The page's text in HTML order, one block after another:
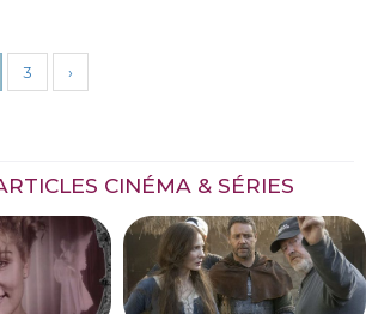
3 ›
CINÉMA & SÉRIES